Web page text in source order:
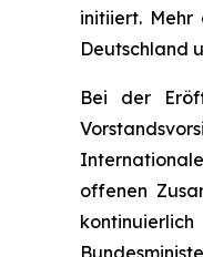
initiiert.
Deutschland
Bei der
offenen